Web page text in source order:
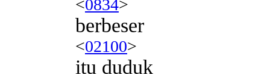
<0834>
berbeser
<02100>
itu duduk